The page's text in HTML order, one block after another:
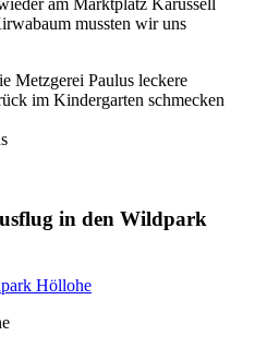
am Marktplatz Karussell
mussten wir uns
Metzgerei Paulus leckere
im Kindergarten schmecken
in den Wildpark